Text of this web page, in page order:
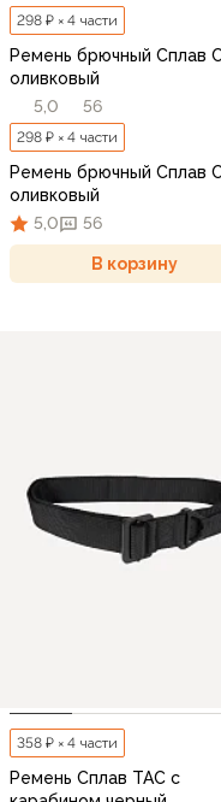
298 ₽ × 4 части
Ремень брючный Сплав
оливковый
5,0
56
298 ₽ × 4 части
Ремень брючный Сплав
оливковый
5,0
56
В корзину
358 ₽ × 4 части
Ремень Сплав TAC с